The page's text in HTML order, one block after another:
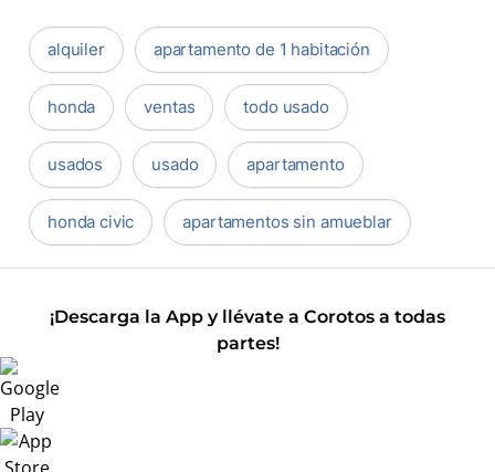
alquiler apartamento de 1 habitación
honda ventas todo usado
usados usado apartamento
honda civic apartamentos sin amueblar
¡Descarga la App y llévate a Corotos a todas
partes!